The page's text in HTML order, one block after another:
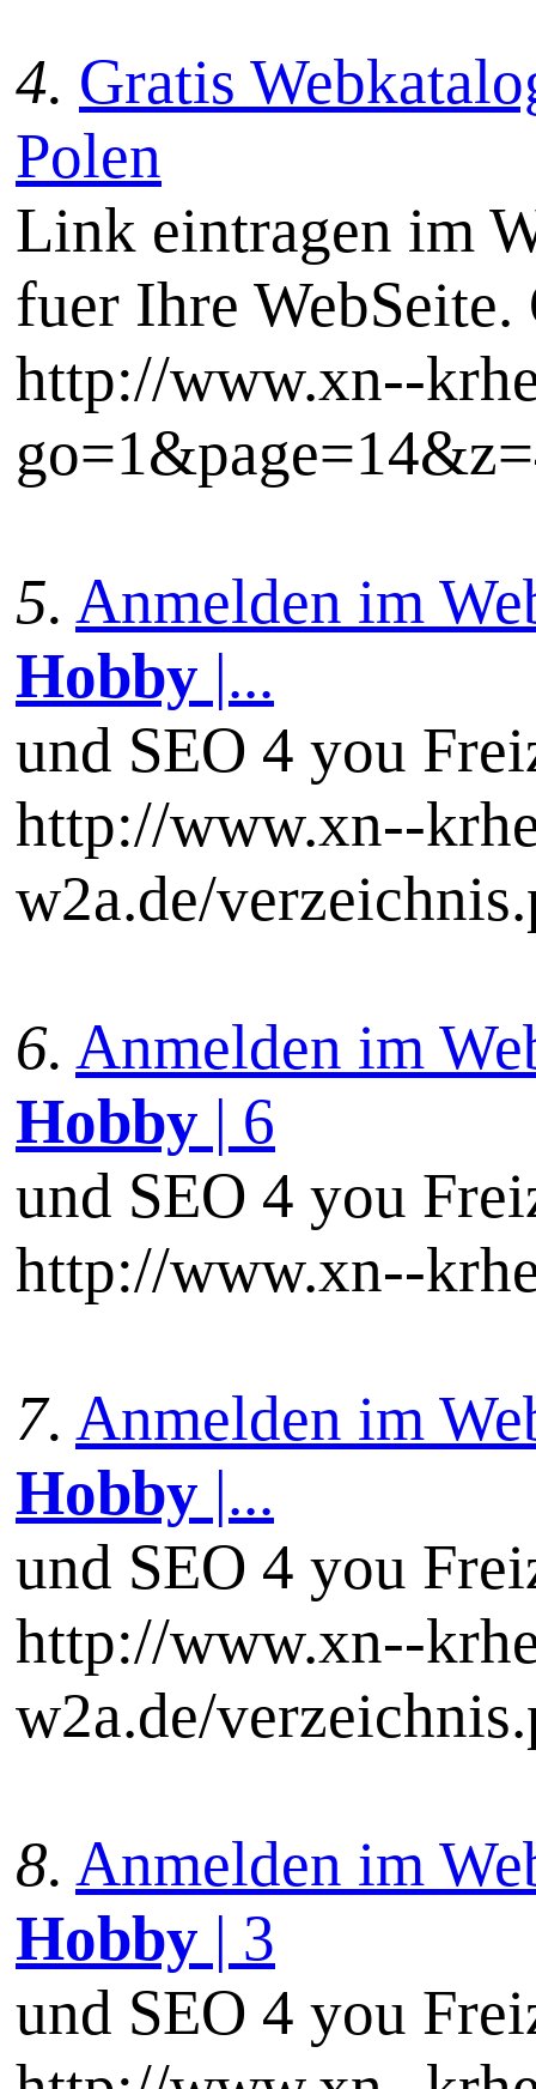
4. Gratis
Polen
Link eintragen im
fuer Ihre WebSeite.
http://www.xn--
5. Anmelden im
Hobby |...
und SEO 4 you
http://www.xn--
w2a.de/
6. Anmelden im
Hobby | 6
und SEO 4 you
http://www.xn--
7. Anmelden im
Hobby |...
und SEO 4 you
http://www.xn--
w2a.de/
8. Anmelden im
Hobby | 3
und SEO 4 you